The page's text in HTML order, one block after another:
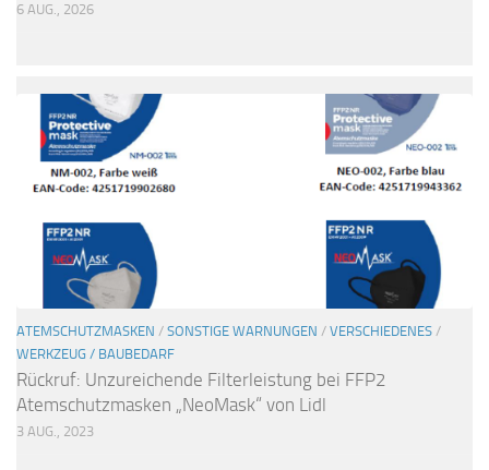
6 AUG., 2026
ATEMSCHUTZMASKEN / SONSTIGE WARNUNGEN / VERSCHIEDENES /
WERKZEUG / BAUBEDARF
Rückruf: Unzureichende Filterleistung bei FFP2
Atemschutzmasken „NeoMask“ von Lidl
3 AUG., 2023